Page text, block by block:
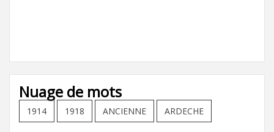
Nuage de mots
1914 1918 ANCIENNE ARDECHE